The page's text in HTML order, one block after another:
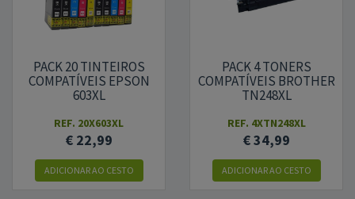
PACK 20 TINTEIROS
COMPATÍVEIS EPSON
603XL
REF. 20X603XL
€ 22,99
ADICIONAR AO CESTO
PACK 4 TONERS
COMPATÍVEIS BROTHER
TN248XL
REF. 4XTN248XL
€ 34,99
ADICIONAR AO CESTO